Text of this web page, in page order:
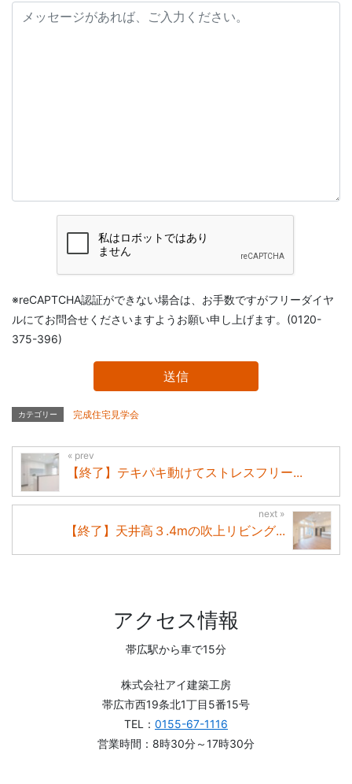
※reCAPTCHA認証ができない場合は、お手数ですがフリーダイヤ
ルにてお問合せくださいますようお願い申し上げます。(0120-
375-396)
カテゴリー 完成住宅見学会
【終了】テキパキ動けてストレスフリー...
【終了】天井高３.4mの吹上リビング...
アクセス情報
帯広駅から車で15分
株式会社アイ建築工房
帯広市西19条北1丁目5番15号
TEL： 0155-67-1116
営業時間：8時30分～17時30分